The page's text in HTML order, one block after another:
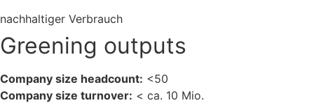
nachhaltiger Verbrauch
Greening outputs
Company size headcount: <50
Company size turnover: < ca. 10 Mio.